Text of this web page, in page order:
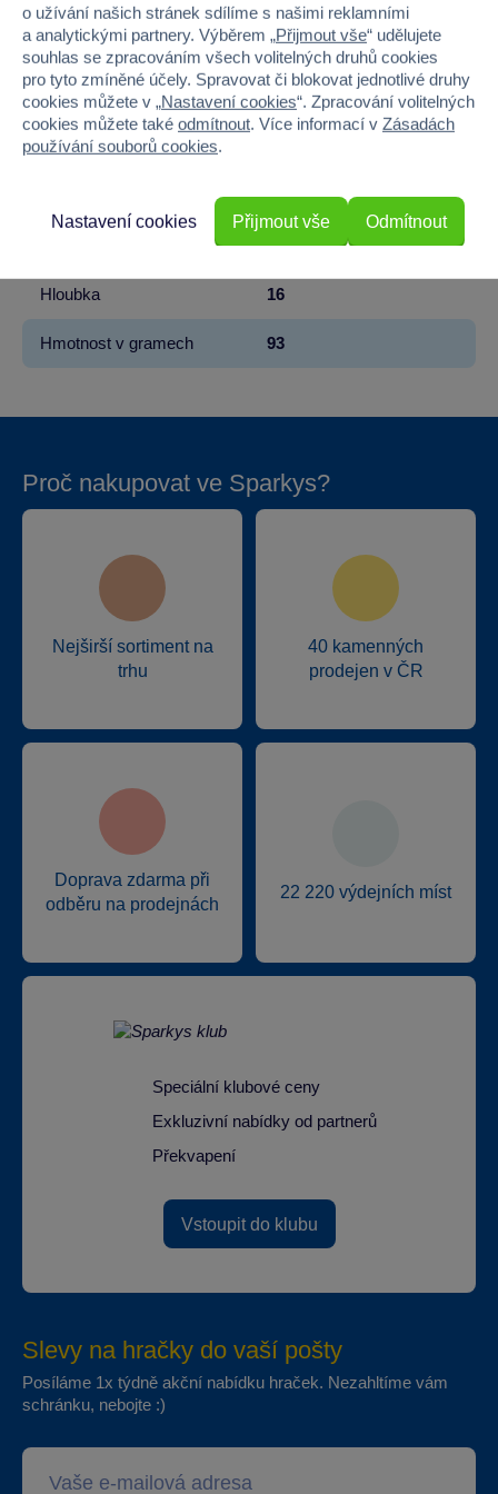
Značka Sparkys
Věk od 3
Pohlaví
10
4.5
Hloubka 16
Hmotnost v gramech 93
Proč nakupovat ve Sparkys?
Nejširší sortiment na
trhu
40 kamenných
prodejen v ČR
Doprava zdarma při
odběru na prodejnách
22 220 výdejních míst
Speciální klubové ceny
Exkluzivní nabídky od partnerů
Překvapení
Vstoupit do klubu
Slevy na hračky do vaší pošty
Posíláme 1x týdně akční nabídku hraček. Nezahltíme vám
schránku, nebojte :)
o užívání našich stránek sdílíme s našimi reklamními
a analytickými partnery. Výběrem „Přijmout vše“ udělujete
souhlas se zpracováním všech volitelných druhů cookies
pro tyto zmíněné účely. Spravovat či blokovat jednotlivé druhy
cookies můžete v „Nastavení cookies“. Zpracování volitelných
cookies můžete také odmítnout. Více informací v Zásadách
používání souborů cookies.
Odmítnout
Nastavení cookies Přijmout vše